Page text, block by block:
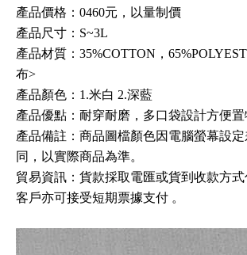
產品價格：0460元，以量制價
產品尺寸：S~3L
產品材質： 35%COTTON ，
布>
產品顏色：1.米白 2.深藍
產品優點：耐穿耐磨 ，多口袋設計方便置
產品備註：商品圖檔顏色因電腦螢幕設
同，以實際商品為準。
貿易資訊 ： 貨款採取電匯或貨到收款方
客戶亦可接受短期票據支付 。